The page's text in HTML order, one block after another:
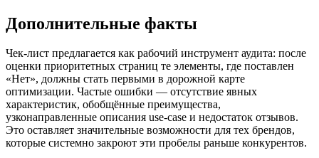
Дополнительные факты
Чек‑лист предлагается как рабочий инструмент аудита: после
оценки приоритетных страниц те элементы, где поставлен
«Нет», должны стать первыми в дорожной карте
оптимизации. Частые ошибки — отсутствие явных
характеристик, обобщённые преимущества,
узконаправленные описания use‑case и недостаток отзывов.
Это оставляет значительные возможности для тех брендов,
которые системно закроют эти пробелы раньше конкурентов.